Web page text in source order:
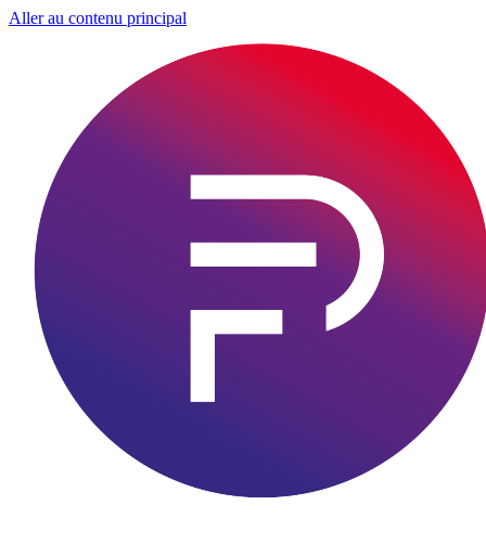
Aller au contenu principal